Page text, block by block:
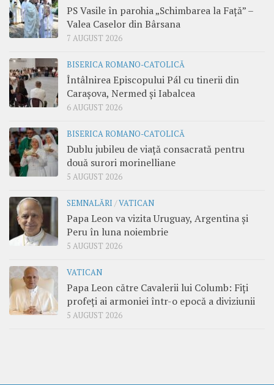
PS Vasile în parohia „Schimbarea la Față” –
Valea Caselor din Bârsana
7 AUGUST 2026
BISERICA ROMANO-CATOLICĂ
Întâlnirea Episcopului Pál cu tinerii din
Carașova, Nermed și Iabalcea
6 AUGUST 2026
BISERICA ROMANO-CATOLICĂ
Dublu jubileu de viață consacrată pentru
două surori morinelliane
5 AUGUST 2026
SEMNALĂRI /VATICAN
Papa Leon va vizita Uruguay, Argentina și
Peru în luna noiembrie
5 AUGUST 2026
VATICAN
Papa Leon către Cavalerii lui Columb: Fiți
profeți ai armoniei într-o epocă a diviziunii
5 AUGUST 2026